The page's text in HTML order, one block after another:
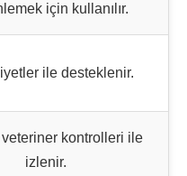
için kullanılır.
ile desteklenir.
kontrolleri ile
izlenir.